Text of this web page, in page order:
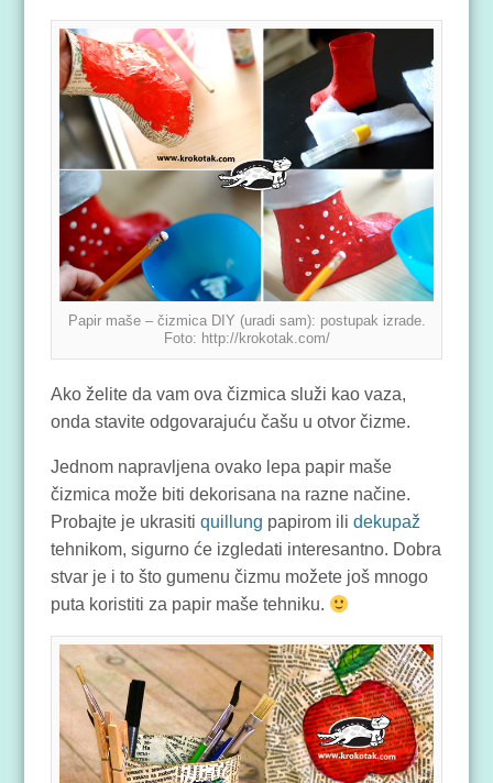
Papir maše – čizmica DIY (uradi sam): postupak izrade.
Foto: http://krokotak.com/
Ako želite da vam ova čizmica služi kao vaza,
onda stavite odgovarajuću čašu u otvor čizme.
Jednom napravljena ovako lepa papir maše
čizmica može biti dekorisana na razne načine.
Probajte je ukrasitiquillung papirom ilidekupaž
tehnikom, sigurno će izgledati interesantno. Dobra
stvar je i to što gumenu čizmu možete još mnogo
puta koristiti za papir maše tehniku.